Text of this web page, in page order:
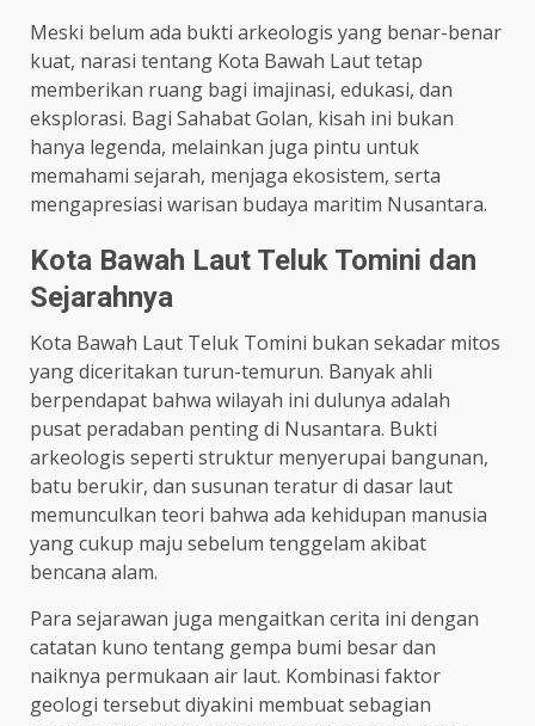
Meski belum ada bukti arkeologis yang benar-benar
kuat, narasi tentang Kota Bawah Laut tetap
memberikan ruang bagi imajinasi, edukasi, dan
eksplorasi. Bagi Sahabat Golan, kisah ini bukan
hanya legenda, melainkan juga pintu untuk
memahami sejarah, menjaga ekosistem, serta
mengapresiasi warisan budaya maritim Nusantara.
Kota Bawah Laut Teluk Tomini dan
Sejarahnya
Kota Bawah Laut Teluk Tomini bukan sekadar mitos
yang diceritakan turun-temurun. Banyak ahli
berpendapat bahwa wilayah ini dulunya adalah
pusat peradaban penting di Nusantara. Bukti
arkeologis seperti struktur menyerupai bangunan,
batu berukir, dan susunan teratur di dasar laut
memunculkan teori bahwa ada kehidupan manusia
yang cukup maju sebelum tenggelam akibat
bencana alam.
Para sejarawan juga mengaitkan cerita ini dengan
catatan kuno tentang gempa bumi besar dan
naiknya permukaan air laut. Kombinasi faktor
geologi tersebut diyakini membuat sebagian